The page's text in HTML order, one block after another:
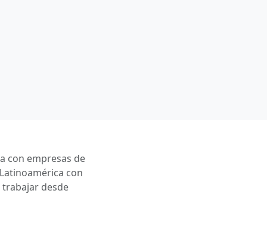
con empresas de
con
desde